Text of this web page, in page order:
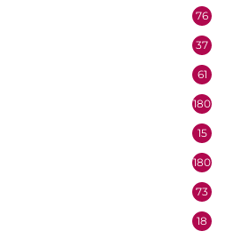
76
37
61
180
15
180
73
18